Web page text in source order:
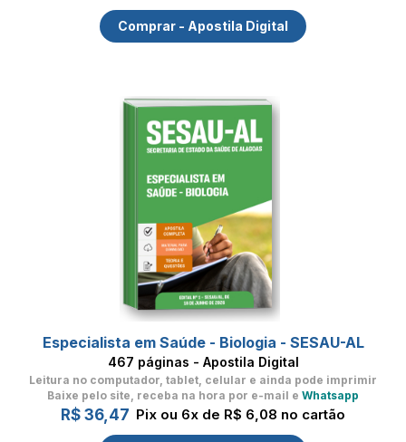
Comprar - Apostila Digital
Especialista em Saúde - Biologia - SESAU-AL
467 páginas - Apostila Digital
Leitura no computador, tablet, celular e ainda pode imprimir
Baixe pelo site, receba na hora por e-mail e Whatsapp
R$ 36,47 Pix ou 6x de R$ 6,08 no cartão